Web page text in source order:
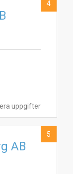
uppgifter
4
AB
5